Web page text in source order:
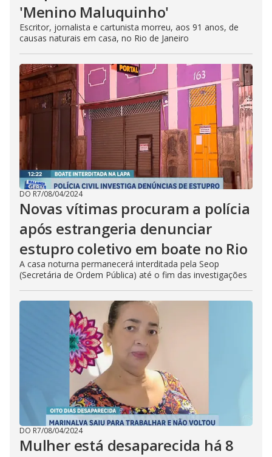
'Menino Maluquinho'
Escritor, jornalista e cartunista morreu, aos 91 anos, de
causas naturais em casa, no Rio de Janeiro
DO R7/08/04/2024
Novas vítimas procuram a polícia
após estrangeria denunciar
estupro coletivo em boate no Rio
A casa noturna permanecerá interditada pela Seop
(Secretária de Ordem Pública) até o fim das investigações
DO R7/08/04/2024
Mulher está desaparecida há 8